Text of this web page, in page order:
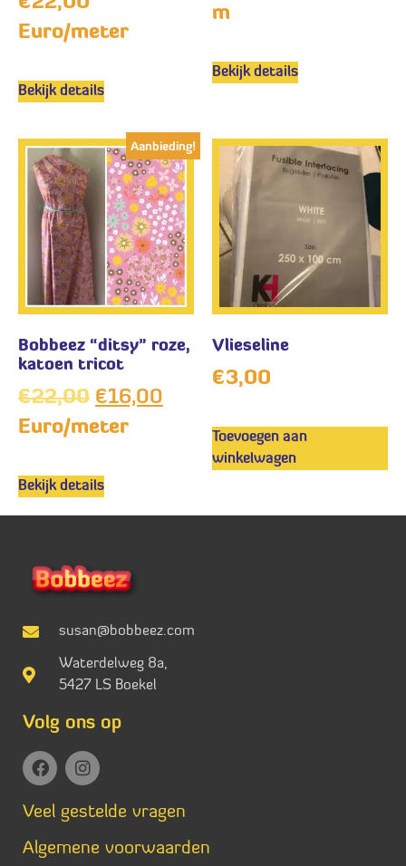
Euro/meter
Bekijk details
m
Bekijk details
Aanbieding!
Bobbeez “ditsy” roze,
katoen tricot
€22,00 €16,00
Euro/meter
Bekijk details
Vlieseline
€3,00
Toevoegen aan
winkelwagen
susan@bobbeez.com
Waterdelweg 8a,
5427 LS Boekel
Volg ons op
Veel gestelde vragen
Algemene voorwaarden